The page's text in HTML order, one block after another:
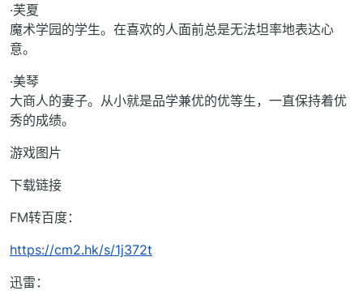
·芙夏
魔术学园的学生。在喜欢的人面前总是无法坦率地表达心
意。
·美琴
大商人的妻子。从小就是品学兼优的优等生，一直保持着优
秀的成绩。
游戏图片
下载链接
FM转百度：
https://cm2.hk/s/1j372t
迅雷：